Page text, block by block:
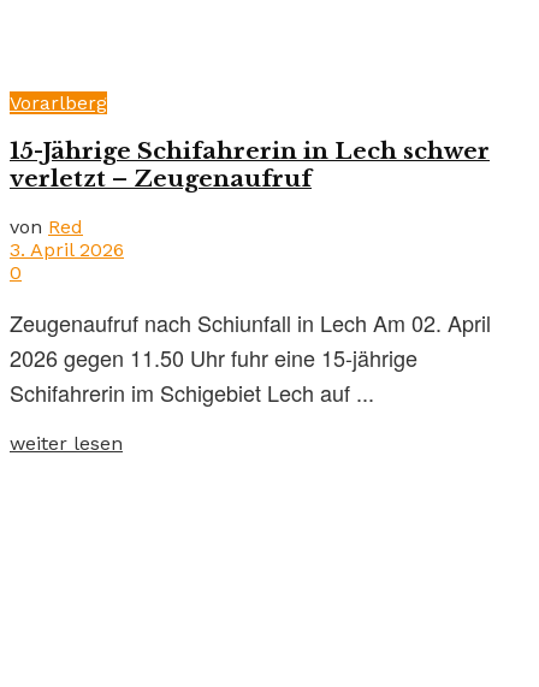
Vorarlberg
15-Jährige Schifahrerin in Lech schwer
verletzt – Zeugenaufruf
von Red
3. April 2026
0
Zeugenaufruf nach Schiunfall in Lech Am 02. April
2026 gegen 11.50 Uhr fuhr eine 15-jährige
Schifahrerin im Schigebiet Lech auf ...
weiter lesen